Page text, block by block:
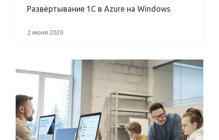
Развёртывание 1С в Azure на Windows
2 июня 2020